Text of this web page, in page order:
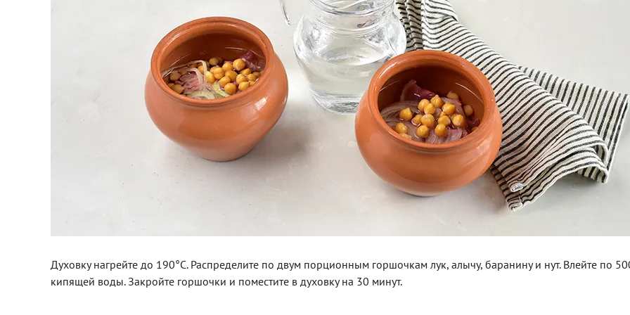
Духовку нагрейте до 190°C. Распределите по двум порционным горшочкам лук, алычу, баранину и нут. Влейте по
кипящей воды. Закройте горшочки и поместите в духовку на 30 минут.